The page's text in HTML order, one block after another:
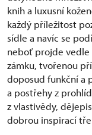
knih a luxusní
každý příležitost
sídle a navíc se
neboť projde vedle
zámku, tvořenou
doposud funkční a
a postřehy z
z vlastivědy,
dobrou inspirací